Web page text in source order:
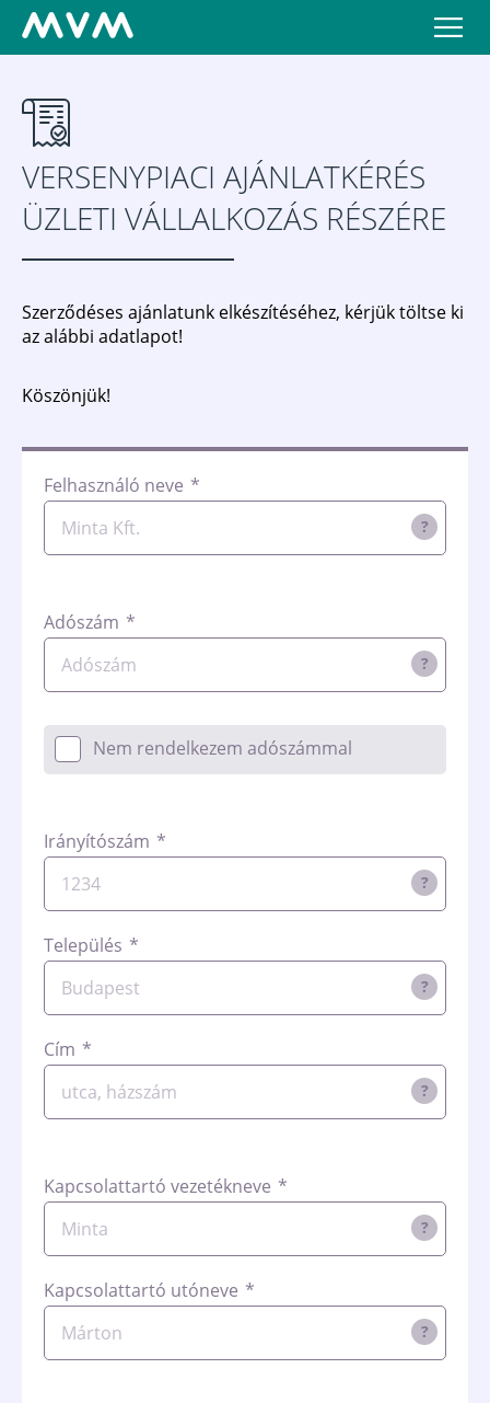
VERSENYPIACI AJÁNLATKÉRÉS
ÜZLETI VÁLLALKOZÁS RÉSZÉRE
Szerződéses ajánlatunk elkészítéséhez, kérjük töltse ki
az alábbi adatlapot!
Köszönjük!
Felhasználó neve *
?
Adószám *
?
Nem rendelkezem adószámmal
Irányítószám *
?
Település *
?
Cím *
?
Kapcsolattartó vezetékneve *
?
Kapcsolattartó utóneve *
?